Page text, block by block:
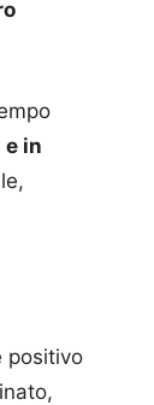
in
positivo